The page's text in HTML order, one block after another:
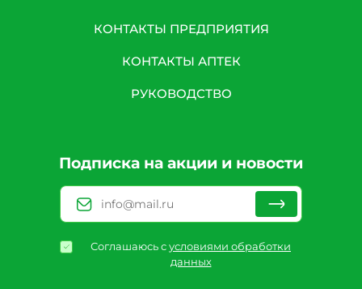
КОНТАКТЫ ПРЕДПРИЯТИЯ
КОНТАКТЫ АПТЕК
РУКОВОДСТВО
Подписка на акции и новости
Соглашаюсь сусловиями обработки
данных